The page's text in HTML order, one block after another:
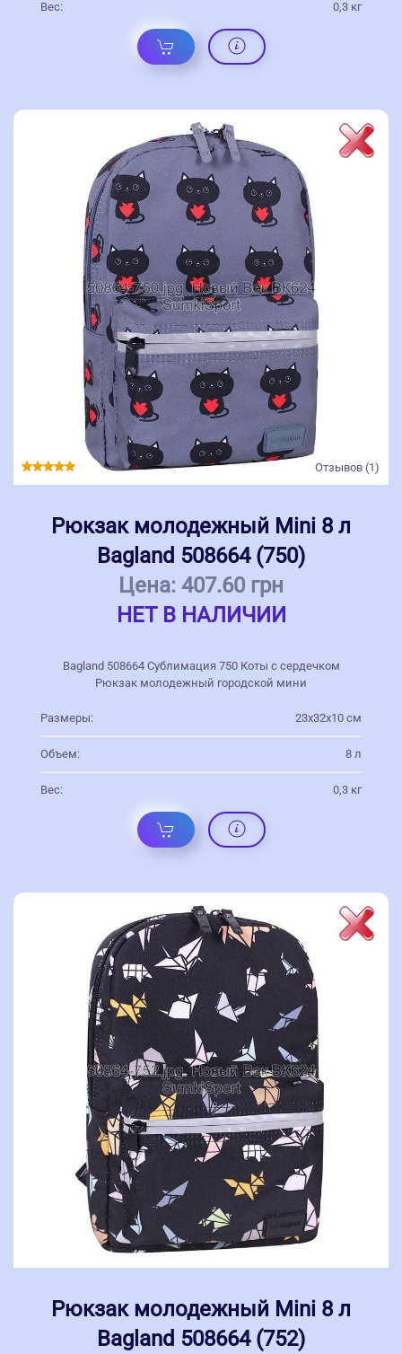
Вес: 0,3 кг
Отзывов (1)
Рюкзак молодежный Mini 8 л
Bagland 508664 (750)
Цена: 407.60 грн
НЕТ В НАЛИЧИИ
Bagland 508664 Сублимация 750 Коты с сердечком
Рюкзак молодежный городской мини
Размеры: 23х32х10 см
Объем: 8 л
Вес: 0,3 кг
Рюкзак молодежный Mini 8 л
Bagland 508664 (752)